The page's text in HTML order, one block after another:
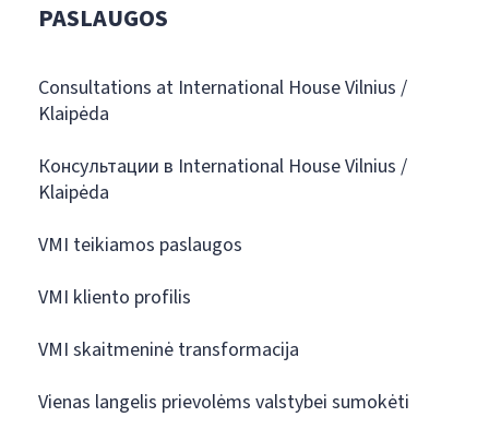
PASLAUGOS
Consultations at International House Vilnius /
Klaipėda
Консультации в International House Vilnius /
Klaipėda
VMI teikiamos paslaugos
VMI kliento profilis
VMI skaitmeninė transformacija
Vienas langelis prievolėms valstybei sumokėti